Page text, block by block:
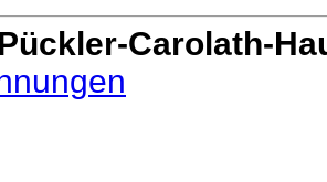
Carolath-